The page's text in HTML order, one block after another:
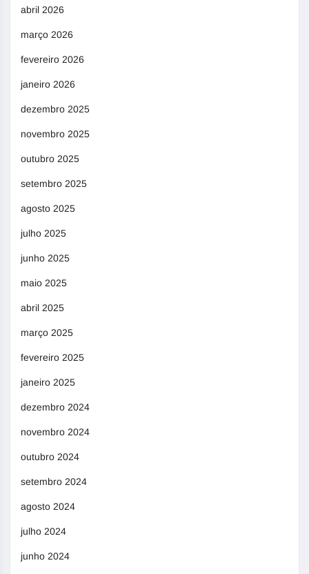
abril 2026
março 2026
fevereiro 2026
janeiro 2026
dezembro 2025
novembro 2025
outubro 2025
setembro 2025
agosto 2025
julho 2025
junho 2025
maio 2025
abril 2025
março 2025
fevereiro 2025
janeiro 2025
dezembro 2024
novembro 2024
outubro 2024
setembro 2024
agosto 2024
julho 2024
junho 2024